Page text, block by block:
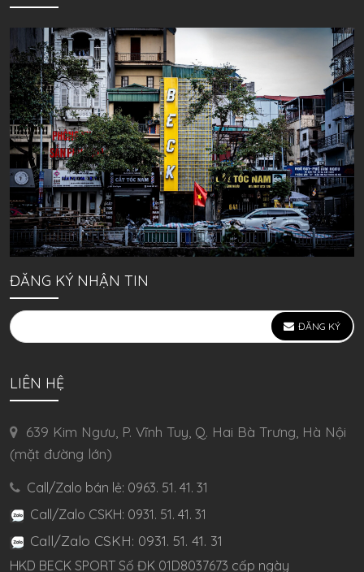
ĐĂNG KÝ NHẬN TIN
ĐĂNG KÝ
LIÊN HỆ
639 Kim Ngưu, P. Vĩnh Tuy, Q. Hai Bà Trưng, Hà Nội
(mặt đường lớn)
Call/Zalo bán lẻ: 0963. 51. 41. 31
Call/Zalo CSKH: 0931. 51. 41. 31
Call/Zalo CSKH: 0931. 51. 41. 31
HKD BECK SPORT Số ĐK 01D8037673 cấp ngày